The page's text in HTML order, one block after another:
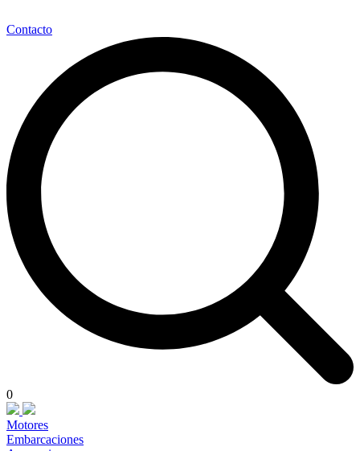
Contacto
0
Motores
Embarcaciones